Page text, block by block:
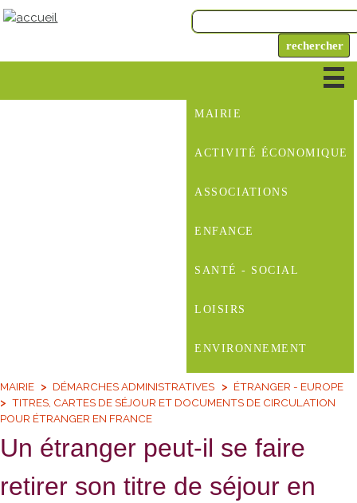
MAIRIE
ACTIVITÉ ÉCONOMIQUE
ASSOCIATIONS
ENFANCE
SANTÉ - SOCIAL
LOISIRS
ENVIRONNEMENT
MAIRIE DÉMARCHES ADMINISTRATIVES
ÉTRANGER - EUROPE
TITRES, CARTES DE SÉJOUR ET DOCUMENTS DE CIRCULATION
POUR ÉTRANGER EN FRANCE
Un étranger peut-il se faire
retirer son titre de séjour en